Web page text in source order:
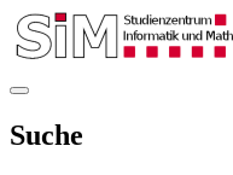
Suche